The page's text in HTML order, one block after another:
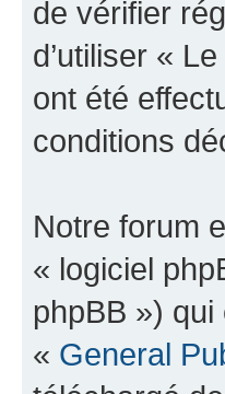
de vérifier
d’utiliser «
ont été
conditions
Notre forum
« logiciel
phpBB »)
« General